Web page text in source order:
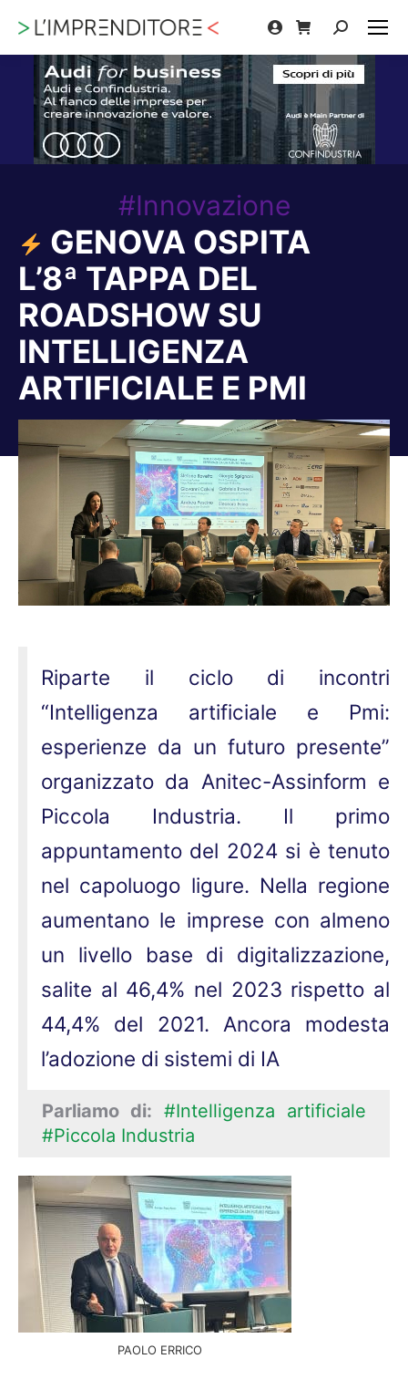
Cerca:
#Innovazione
GENOVA OSPITA
L’8ª TAPPA DEL
ROADSHOW SU
INTELLIGENZA
ARTIFICIALE E PMI
Tu sei qui:
Riparte il ciclo di incontri
“Intelligenza artificiale e Pmi:
esperienze da un futuro presente”
organizzato da Anitec-Assinform e
Piccola Industria. Il primo
appuntamento del 2024 si è tenuto
nel capoluogo ligure. Nella regione
aumentano le imprese con almeno
un livello base di digitalizzazione,
salite al 46,4% nel 2023 rispetto al
44,4% del 2021. Ancora modesta
l’adozione di sistemi di IA
Parliamo di: #Intelligenza artificiale
#Piccola Industria
PAOLO ERRICO